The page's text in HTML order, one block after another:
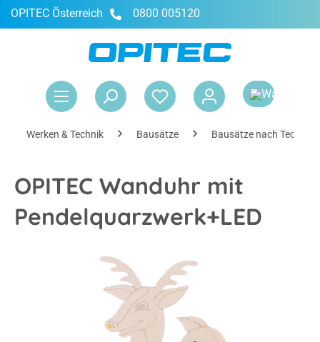
springen
OPITEC Österreich 0800 005120
Werken & Technik Bausätze Bausätze nach Technik
OPITEC Wanduhr mit
Pendelquarzwerk+LED